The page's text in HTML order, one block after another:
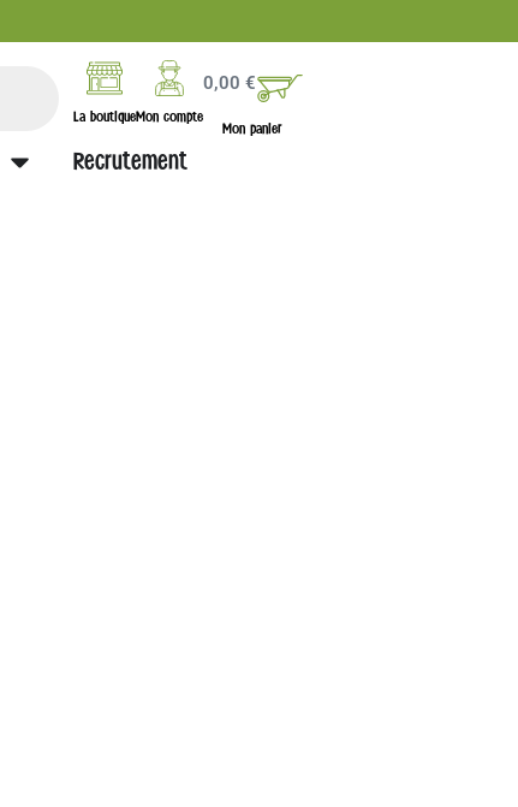
La boutiqueMon compte
0,00€
Mon panier
Recrutement